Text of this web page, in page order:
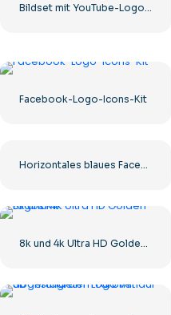
Bildset mit YouTube-Logos und -Symbolen – kostenloser PNG-Download
Facebook-Logo-Icons-Kit
Horizontales blaues Facebook-Logo
8k und 4k Ultra HD Golden Logos Kit